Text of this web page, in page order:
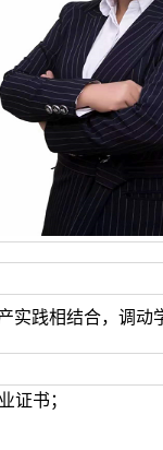
实践相结合，调动
证书；